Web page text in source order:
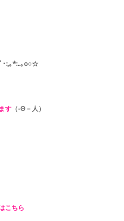
:,｡*:..｡o○☆
す （-Θ－人）
こちら